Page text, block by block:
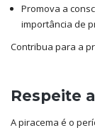
Promova a
importância de
Contribua para a
Respeite
A piracema é o